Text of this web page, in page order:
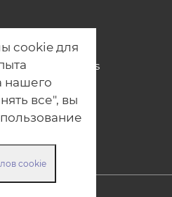
файлов Cookies
персональных
cookie для
нашего
все", вы
cookie